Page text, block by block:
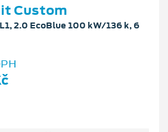
Custom
2.0 EcoBlue 100 kW/136 k, 6